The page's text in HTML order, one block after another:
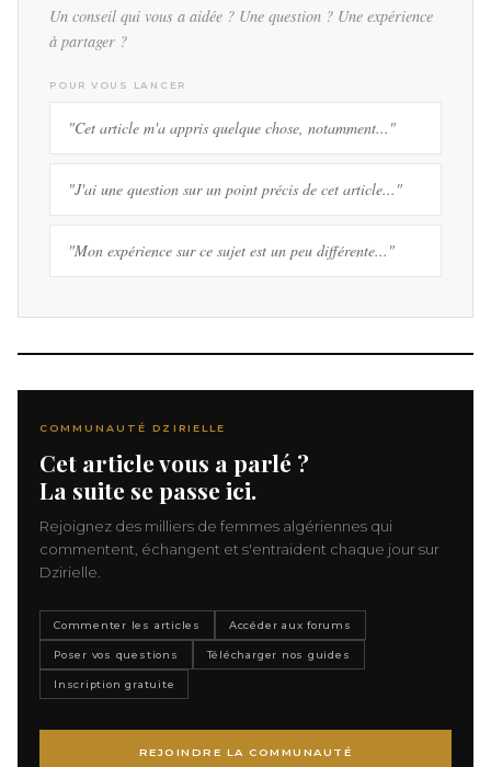
Un conseil qui vous a aidée ? Une question ? Une expérience
à partager ?
POUR VOUS LANCER
"Cet article m'a appris quelque chose, notamment..."
"J'ai une question sur un point précis de cet article..."
"Mon expérience sur ce sujet est un peu différente..."
COMMUNAUTÉ DZIRIELLE
Cet article vous a parlé ?
La suite se passe ici.
Rejoignez des milliers de femmes algériennes qui
commentent, échangent et s'entraident chaque jour sur
Dzirielle.
Commenter les articles Accéder aux forums
Poser vos questions Télécharger nos guides
Inscription gratuite
REJOINDRE LA COMMUNAUTÉ